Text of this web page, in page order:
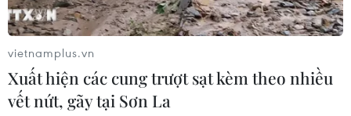
vietnamplus.vn
Xuất hiện các cung trượt sạt kèm theo nhiều
vết nứt, gãy tại Sơn La